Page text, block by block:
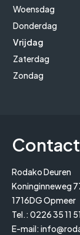
Woensdag
Donderdag
Vrijdag
Zaterdag
Zondag
Rodako Deuren
Koninginneweg
1716DG Opmeer
Tel.: 0226 35 11 51
E-mail: